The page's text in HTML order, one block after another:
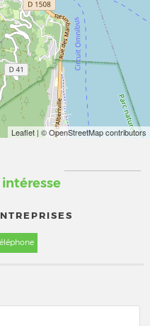
Leaflet | © OpenStreetMap contributors